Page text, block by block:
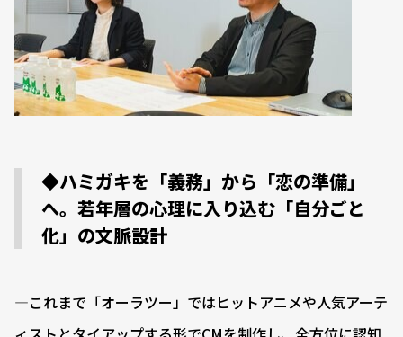
◆ハミガキを「義務」から「恋の準備」
へ。若年層の心理に入り込む「自分ごと
化」の文脈設計
―これまで「オーラツー」ではヒットアニメや人気アーテ